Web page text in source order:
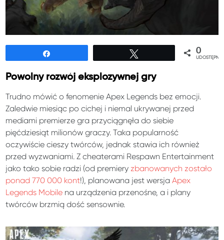
0
Powolny rozwój eksplozywnej gry
Trudno mówić o fenomenie Apex Legends bez emocji.
Zaledwie miesiąc po cichej i niemal ukrywanej przed
mediami premierze gra przyciągnęła do siebie
pięćdziesiąt milionów graczy. Taka popularność
oczywiście cieszy twórców, jednak stawia ich również
przed wyzwaniami. Z cheaterami Respawn Entertainment
jako tako sobie radzi (od premiery zbanowanych zostało
ponad 770 000 kont!), planowana jest wersjaApex
Legends Mobile na urządzenia przenośne, a i plany
twórców brzmią dość sensownie.